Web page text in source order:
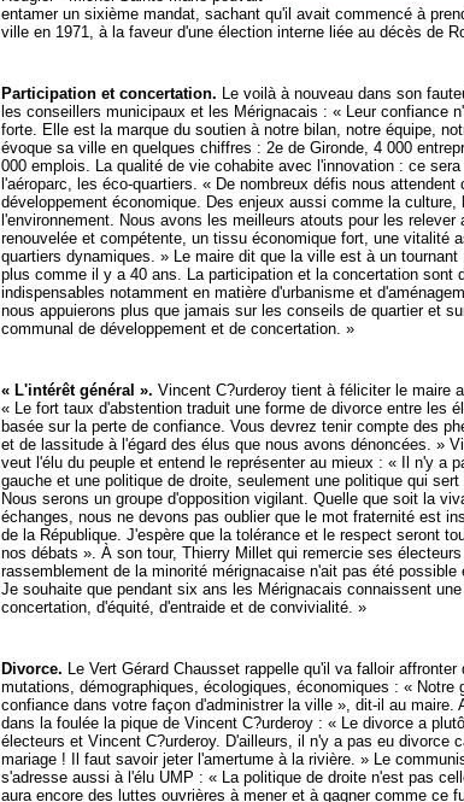
entamer un sixième mandat, sachant qu'il avait commencé à
ville en 1971, à la faveur d'une élection interne liée au décès de
Participation et concertation. Le voilà à nouveau dans son
les conseillers municipaux et les Mérignacais : « Leur confiance
forte. Elle est la marque du soutien à notre bilan, notre équipe,
évoque sa ville en quelques chiffres : 2e de Gironde, 4 000
000 emplois. La qualité de vie cohabite avec l'innovation : ce
l'aéroparc, les éco-quartiers. « De nombreux défis nous attendent
développement économique. Des enjeux aussi comme la culture,
l'environnement. Nous avons les meilleurs atouts pour les relever
renouvelée et compétente, un tissu économique fort, une vitalité
quartiers dynamiques. » Le maire dit que la ville est à un tournant
plus comme il y a 40 ans. La participation et la concertation sont
indispensables notamment en matière d'urbanisme et
nous appuierons plus que jamais sur les conseils de quartier et
communal de développement et de concertation. »
« L'intérêt général ». Vincent C?urderoy tient à féliciter le maire
« Le fort taux d'abstention traduit une forme de divorce entre les
basée sur la perte de confiance. Vous devrez tenir compte des
et de lassitude à l'égard des élus que nous avons dénoncées. »
veut l'élu du peuple et entend le représenter au mieux : « Il n'y a
gauche et une politique de droite, seulement une politique qui sert
Nous serons un groupe d'opposition vigilant. Quelle que soit la
échanges, nous ne devons pas oublier que le mot fraternité est
de la République. J'espère que la tolérance et le respect seront
nos débats ». À son tour, Thierry Millet qui remercie ses
rassemblement de la minorité mérignacaise n'ait pas été
Je souhaite que pendant six ans les Mérignacais connaissent
concertation, d'équité, d'entraide et de convivialité. »
Divorce. Le Vert Gérard Chausset rappelle qu'il va falloir affronter
mutations, démographiques, écologiques, économiques : « Notre
confiance dans votre façon d'administrer la ville », dit-il au maire.
dans la foulée la pique de Vincent C?urderoy : « Le divorce a
électeurs et Vincent C?urderoy. D'ailleurs, il n'y a pas eu divorce
mariage ! Il faut savoir jeter l'amertume à la rivière. » Le
s'adresse aussi à l'élu UMP : « La politique de droite n'est pas
aura encore des luttes ouvrières à mener et à gagner comme ce